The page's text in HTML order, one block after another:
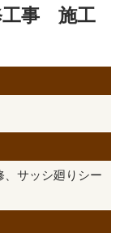
工事 施工
サッシ廻りシー